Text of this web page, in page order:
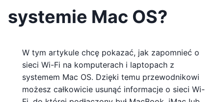
systemie Mac OS?
W tym artykule chcę pokazać, jak zapomnieć o
sieci Wi-Fi na komputerach i laptopach z
systemem Mac OS. Dzięki temu przewodnikowi
możesz całkowicie usunąć informacje o sieci Wi-